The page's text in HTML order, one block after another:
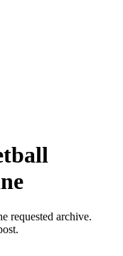
requested archive.